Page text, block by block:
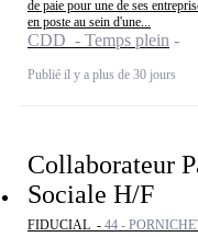
de paie pour une de ses
en poste au sein d'une...
CDD - Temps plein
Publié il y a plus de 30 jours
Collaborateur
Sociale H/F
FIDUCIAL - 44 -